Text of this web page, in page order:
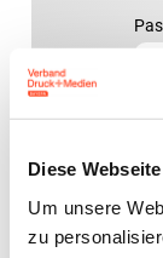
Diese
Um unsere
zu